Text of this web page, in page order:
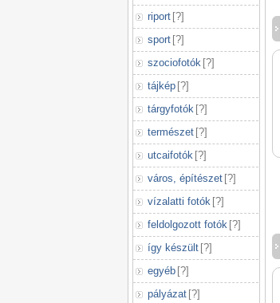
riport [?]
sport [?]
szociofotók [?]
tájkép [?]
tárgyfotók [?]
természet [?]
utcaifotók [?]
város, építészet [?]
vízalatti fotók [?]
feldolgozott fotók [?]
így készült [?]
egyéb [?]
pályázat [?]